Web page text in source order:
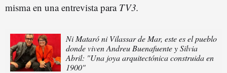
misma en una entrevista para TV3.
Ni Mataró ni Vilassar de Mar, este es el pueblo
donde viven Andreu Buenafuente y Silvia
Abril: "Una joya arquitectónica construida en
1900"